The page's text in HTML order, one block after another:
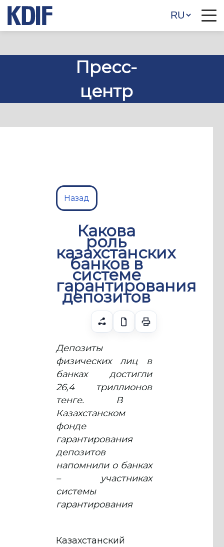
Пресс-
центр
Назад
Какова
роль
казахстанских
банков в
системе
гарантирования
депозитов
Депозиты
физических лиц в
банках достигли
26,4 триллионов
тенге. В
Казахстанском
фонде
гарантирования
депозитов
напомнили о банках
– участниках
системы
гарантирования
Казахстанский